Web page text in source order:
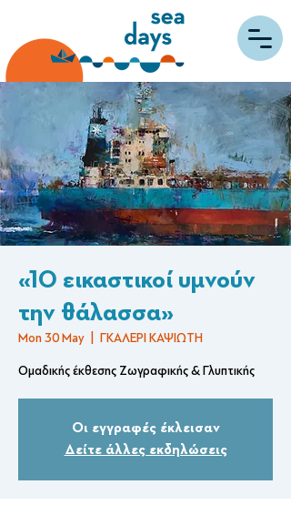
«10 εικαστικοί υμνούν
την θάλασσα»
Mon 30 May ΓΚΑΛΕΡΙ ΚΑΨΙΩΤΗ
Ομαδικής έκθεσης Ζωγραφικής & Γλυπτικής
Οι εγγραφές έκλεισαν
Δείτε άλλες εκδηλώσεις